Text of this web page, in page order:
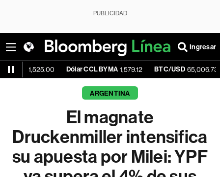
PUBLICIDAD
Ingresar
Dólar CCL BYMA 1,579.12 BTC/USD 65,006.73
ARGENTINA
El magnate
Druckenmiller intensifica
su apuesta por Milei: YPF